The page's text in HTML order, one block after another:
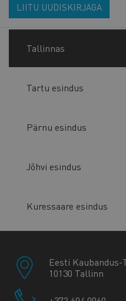
LIITU UUDISKIRJAGA
Tallinnas
Tartu esindus
Pärnu esindus
Jõhvi esindus
Kuressaare esindus
Eesti Kaubandus-
10130 Tallinn